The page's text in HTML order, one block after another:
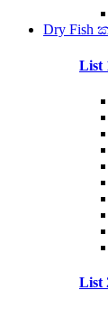
Dry Fish
List
List